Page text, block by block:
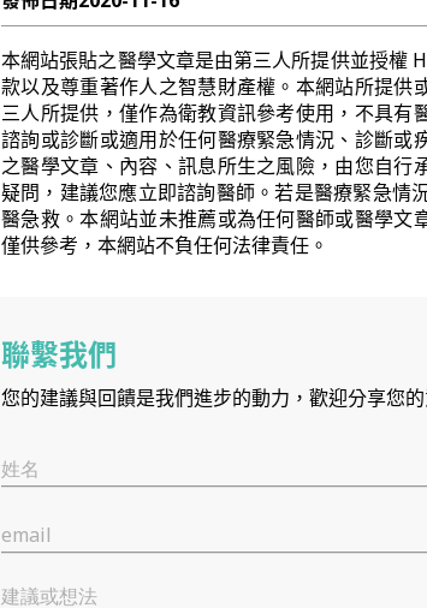
本網站張貼之醫學文章是由第三人所提供並授權
款以及尊重著作人之智慧財產權。本網站所提供
三人所提供，僅作為衛教資訊參考使用，不具
諮詢或診斷或適用於任何醫療緊急情況、診斷或
之醫學文章、內容、訊息所生之風險，由您自
疑問，建議您應立即諮詢醫師。若是醫療緊急情
醫急救。本網站並未推薦或為任何醫師或醫學文
僅供參考，本網站不負任何法律責任。
聯繫我們
您的建議與回饋是我們進步的動力，歡迎分享您
姓名
email
建議或想法